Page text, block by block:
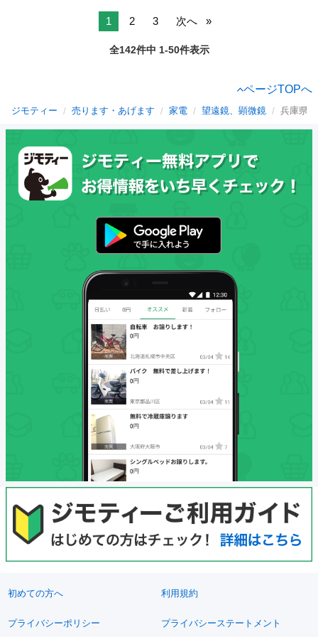
1 2 3 次へ
全142件中 1-50件表示
ページTOPへ
ジモティー 売ります・あげます 家電 望遠鏡、顕微鏡 兵庫県
初めての方へ 利用規約
プライバシーポリシー プライバシーステートメント